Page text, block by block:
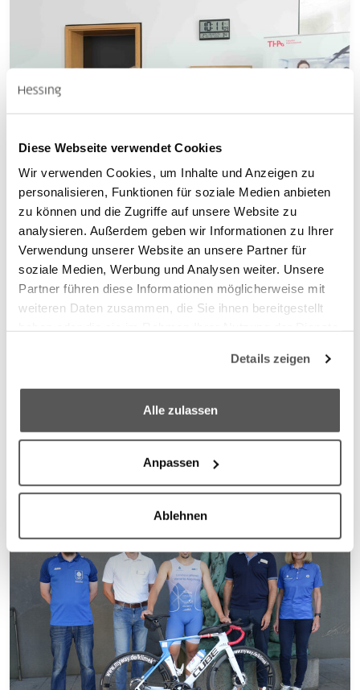
Diese Webseite verwendet Cookies
Wir verwenden Cookies, um Inhalte und Anzeigen zu
personalisieren, Funktionen für soziale Medien anbieten
zu können und die Zugriffe auf unsere Website zu
analysieren. Außerdem geben wir Informationen zu Ihrer
Verwendung unserer Website an unsere Partner für
soziale Medien, Werbung und Analysen weiter. Unsere
Partner führen diese Informationen möglicherweise mit
weiteren Daten zusammen, die Sie ihnen bereitgestellt
We work with6 third partieswho may receive and
process your information.
Details zeigen
Alle zulassen
Anpassen
Ablehnen
Stiftung Kliniken Aktuelles
Kids
Sanitätshaus
Praxis
03.08.2026
Hessing und THA unterzeichnen Lehrkooperation
Bachelor-Studierende genießen Ausbildungsbestandteile bei